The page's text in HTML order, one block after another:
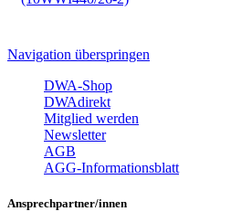
Navigation überspringen
DWA-Shop
DWAdirekt
Mitglied werden
Newsletter
AGB
AGG-Informationsblatt
Ansprechpartner/innen